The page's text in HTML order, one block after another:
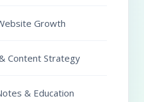
Growth
Content Strategy
& Education